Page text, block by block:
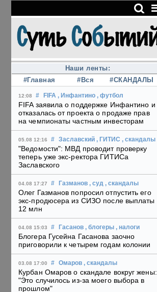
Наши ленты:
#Главная
#Вся #СКАНДАЛЫ
12:08 # FIFA , Инфантино , футбол
FIFA заявила о поддержке Инфантино и
отказалась от проекта о продаже прав
на чемпионаты частным инвесторам
05.08 12:16 # Заславский , ГИТИС , скандалы
"Ведомости": МВД проводит проверку
теперь уже экс-ректора ГИТИСа
Заславского
04.08 17:27 # Газманов , суд , скандалы
Олег Газманов попросил отпустить его
экс-продюсера из СИЗО после выплаты
12 млн
04.08 15:03 # Гасанов , блогеры , налоги
Блогера Гусейна Гасанова заочно
приговорили к четырем годам колонии
03.08 17:00 # Омаров , скандалы
Курбан Омаров о скандале вокруг жены:
"Это случилось из-за моего выбора в
прошлом"